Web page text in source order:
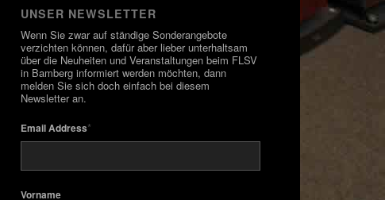
UNSER NEWSLETTER
Wenn Sie zwar auf ständige Sonderangebote
verzichten können, dafür aber lieber unterhaltsam
über die Neuheiten und Veranstaltungen beim FLSV
in Bamberg informiert werden möchten, dann
melden Sie sich doch einfach bei diesem
Newsletter an.
Email Address*
Vorname